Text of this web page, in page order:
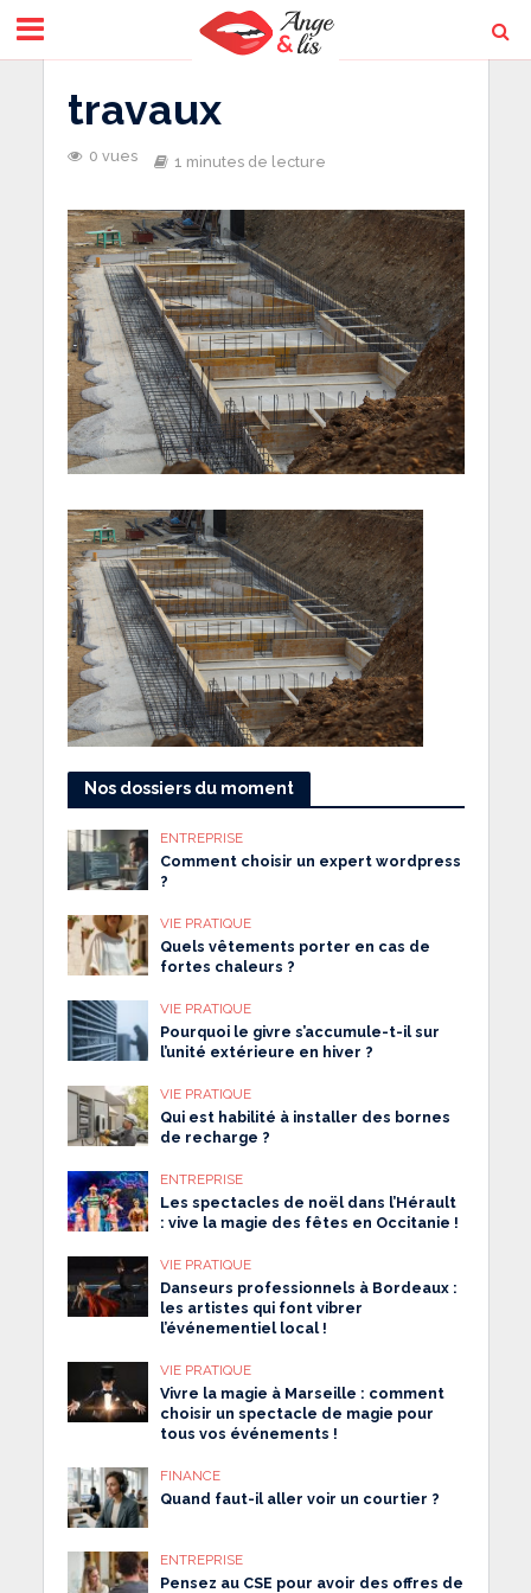
travaux
0 vues 1 minutes de lecture
Nos dossiers du moment
ENTREPRISE
Comment choisir un expert wordpress
?
VIE PRATIQUE
Quels vêtements porter en cas de
fortes chaleurs ?
VIE PRATIQUE
Pourquoi le givre s’accumule-t-il sur
l’unité extérieure en hiver ?
VIE PRATIQUE
Qui est habilité à installer des bornes
de recharge ?
ENTREPRISE
Les spectacles de noël dans l’Hérault
: vive la magie des fêtes en Occitanie !
VIE PRATIQUE
Danseurs professionnels à Bordeaux :
les artistes qui font vibrer
l’événementiel local !
VIE PRATIQUE
Vivre la magie à Marseille : comment
choisir un spectacle de magie pour
tous vos événements !
FINANCE
Quand faut-il aller voir un courtier ?
ENTREPRISE
Pensez au CSE pour avoir des offres de